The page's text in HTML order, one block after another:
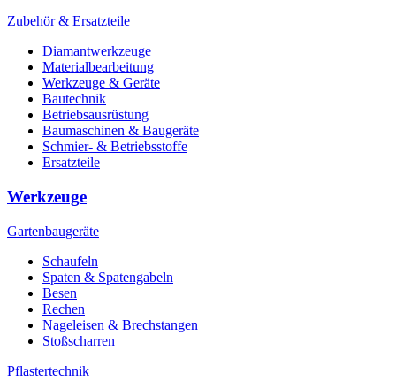
Zubehör & Ersatzteile
Diamantwerkzeuge
Materialbearbeitung
Werkzeuge & Geräte
Bautechnik
Betriebsausrüstung
Baumaschinen & Baugeräte
Schmier- & Betriebsstoffe
Ersatzteile
Werkzeuge
Gartenbaugeräte
Schaufeln
Spaten & Spatengabeln
Besen
Rechen
Nageleisen & Brechstangen
Stoßscharren
Pflastertechnik